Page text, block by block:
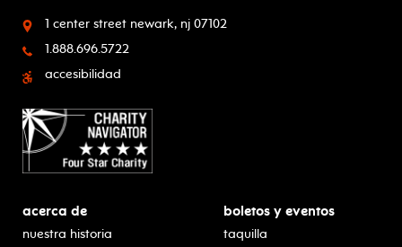
1 center street newark, nj 07102
1.888.696.5722
accesibilidad
acerca de
nuestra historia
boletos y eventos
taquilla